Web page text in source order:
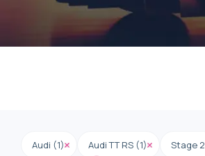
Audi (1) Audi TT RS (1) Stage 2